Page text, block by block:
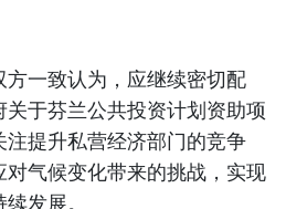
一致认为，应继续密切配
于芬兰公共投资计划资助项
提升私营经济部门的竞争
气候变化带来的挑战，实现
发展。